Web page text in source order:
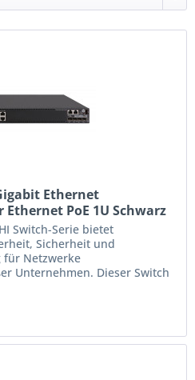
Ethernet
Ethernet PoE 1U Schwarz
Switch-Serie bietet
Sicherheit und
für Netzwerke
Unternehmen. Dieser Switch